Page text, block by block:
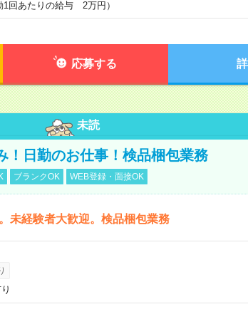
1回あたりの給与 2万円）
応募する
未読
！日勤のお仕事！検品梱包業務
ブランクOK WEB登録・面接OK
未経験者大歓迎。検品梱包業務